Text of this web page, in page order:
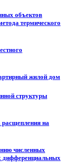
объектов
термического
жилой дом
структуры
расщепления на
численных
дифференциальных